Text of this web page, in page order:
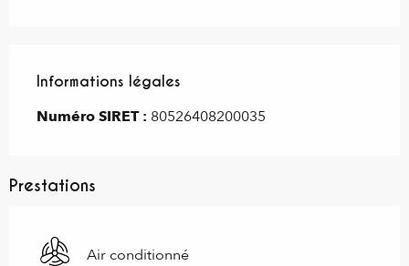
Informations légales
Informations légales
Numéro SIRET : 80526408200035
Prestations
Air conditionné